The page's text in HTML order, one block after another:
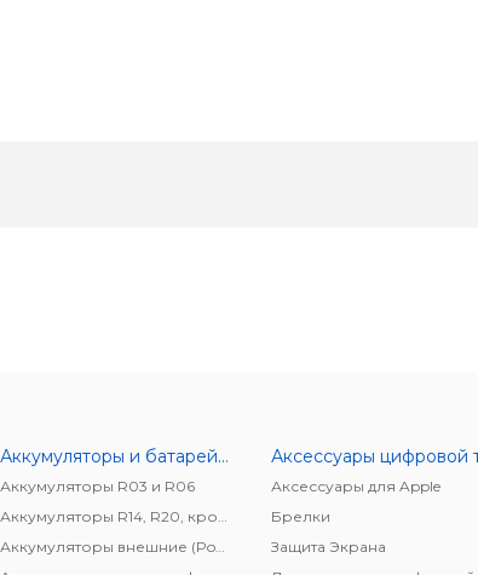
Аккумуляторы и батарейки
Аккумуляторы R03 и R06
Аксессуары для Apple
Брелки
Защита Экрана